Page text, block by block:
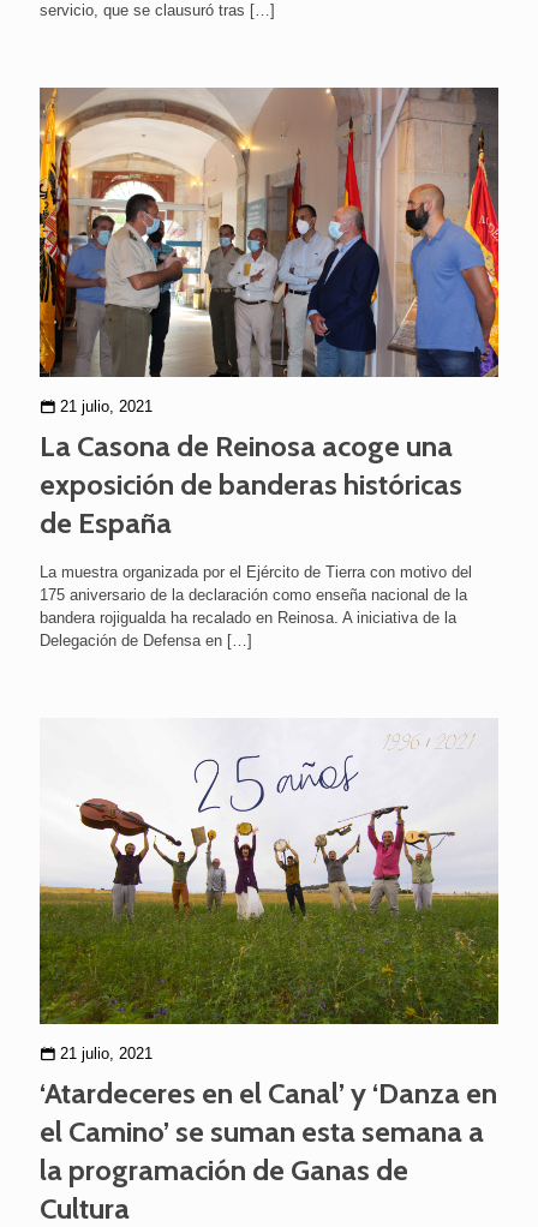
servicio, que se clausuró tras […]
21 julio, 2021
La Casona de Reinosa acoge una
exposición de banderas históricas
de España
La muestra organizada por el Ejército de Tierra con motivo del
175 aniversario de la declaración como enseña nacional de la
bandera rojigualda ha recalado en Reinosa. A iniciativa de la
Delegación de Defensa en […]
21 julio, 2021
‘Atardeceres en el Canal’ y ‘Danza en
el Camino’ se suman esta semana a
la programación de Ganas de
Cultura